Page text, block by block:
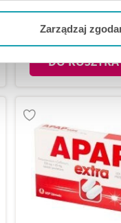
Strony.
Zarządzaj47,99 zł
DO KOSZYKA